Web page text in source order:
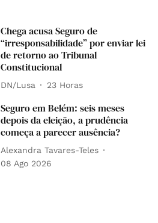
Chega acusa Seguro de
“irresponsabilidade” por enviar lei
de retorno ao Tribunal
Constitucional
DN/Lusa 23 Horas
Seguro em Belém: seis meses
depois da eleição, a prudência
começa a parecer ausência?
Alexandra Tavares-Teles
08 Ago 2026